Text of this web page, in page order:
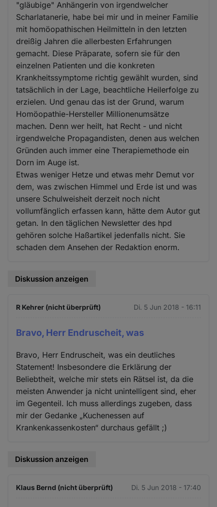
"gläubige" Anhängerin von irgendwelcher
Scharlatanerie, habe bei mir und in meiner Familie
mit homöopathischen Heilmitteln in den letzten
dreißig Jahren die allerbesten Erfahrungen
gemacht. Diese Präparate, sofern sie für den
einzelnen Patienten und die konkreten
Krankheitssymptome richtig gewählt wurden, sind
tatsächlich in der Lage, beachtliche Heilerfolge zu
erzielen. Und genau das ist der Grund, warum
Homöopathie-Hersteller Millionenumsätze
machen. Denn wer heilt, hat Recht - und nicht
irgendwelche Propagandisten, denen aus welchen
Gründen auch immer eine Therapiemethode ein
Dorn im Auge ist.
Etwas weniger Hetze und etwas mehr Demut vor
dem, was zwischen Himmel und Erde ist und was
unsere Schulweisheit derzeit noch nicht
vollumfänglich erfassen kann, hätte dem Autor gut
getan. In den täglichen Newsletter des hpd
gehören solche Haßartikel jedenfalls nicht. Sie
schaden dem Ansehen der Redaktion enorm.
Diskussion anzeigen
R Kehrer (nicht überprüft) Di. 5 Jun 2018 - 16:11
Bravo, Herr Endruscheit, was
Bravo, Herr Endruscheit, was ein deutliches
Statement! Insbesondere die Erklärung der
Beliebtheit, welche mir stets ein Rätsel ist, da die
meisten Anwender ja nicht unintelligent sind, eher
im Gegenteil. Ich muss allerdings zugeben, dass
mir der Gedanke „Kuchenessen auf
Krankenkassenkosten“ durchaus gefällt ;)
Diskussion anzeigen
Klaus Bernd (nicht überprüft) Di. 5 Jun 2018 - 17:40